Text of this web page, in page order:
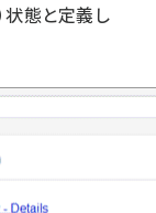
状態と定義し